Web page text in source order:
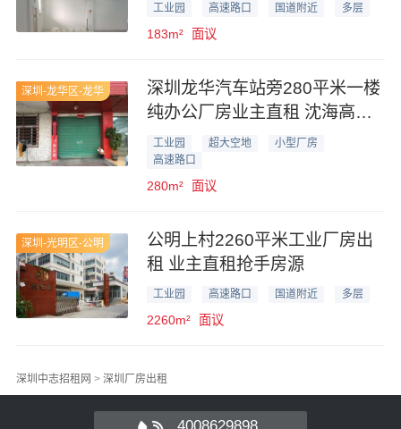
工业园 高速路口 国道附近 多层
183m² 面议
深圳-龙华区-龙华
深圳龙华汽车站旁280平米一楼
纯办公厂房业主直租 沈海高速
清湖出入口附近
工业园 超大空地
小型厂房
高速路口
280m² 面议
深圳-光明区-公明
公明上村2260平米工业厂房出
租 业主直租抢手房源
工业园 高速路口 国道附近 多层
2260m² 面议
深圳中志招租网 > 深圳厂房出租